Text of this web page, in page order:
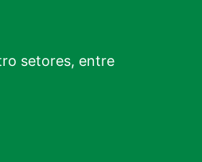
setores, entre